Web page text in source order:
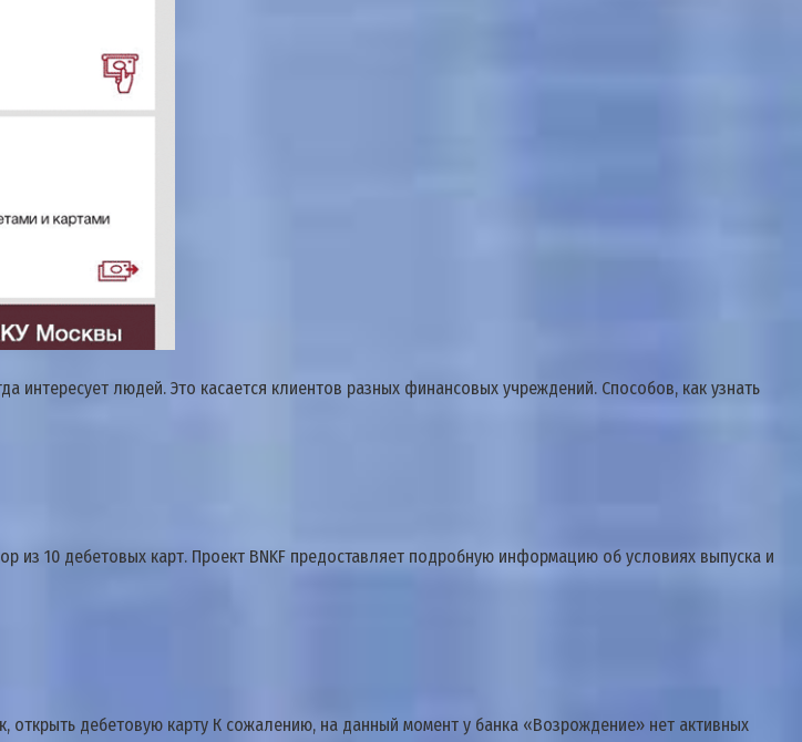
интересует людей. Это касается клиентов разных финансовых учреждений. Способов, как узнать
10 дебетовых карт. Проект BNKF предоставляет подробную информацию об условиях выпуска и
дебетовую карту К сожалению, на данный момент у банка «Возрождение» нет активных